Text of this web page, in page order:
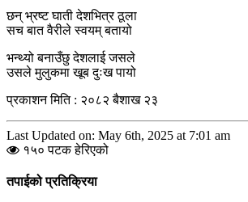
छन् भ्रष्ट घाती देशभित्र ठूला
सच बात वैरीले स्वयम् बतायो
भन्थ्यो बनाउँछु देशलाई जसले
उसले मुलुकमा खूब दुःख पायो
प्रकाशन मिति : २०८२ बैशाख २३
Last Updated on: May 6th, 2025 at 7:01 am
१५० पटक हेरिएको
तपाईको प्रतिक्रिया